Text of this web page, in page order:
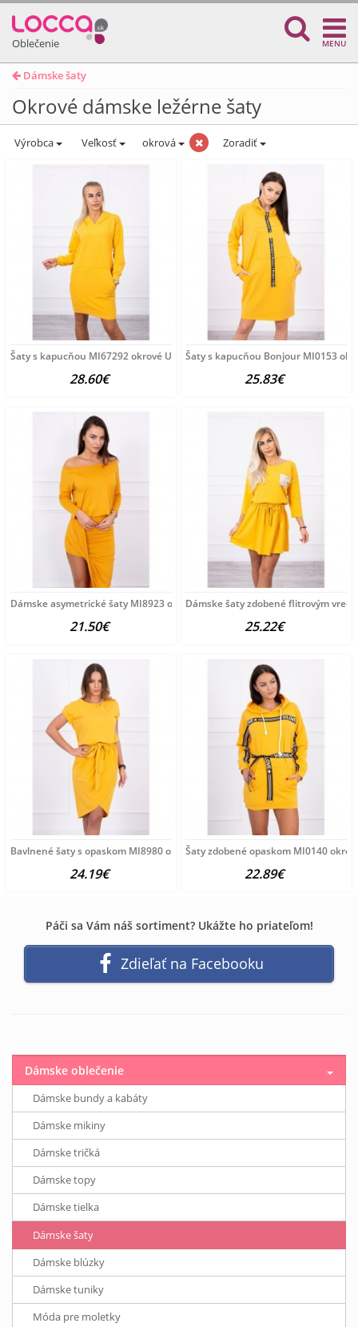
Oblečenie MENU
Dámske šaty
Okrové dámske ležérne šaty
Výrobca Veľkosť okrová Zoradiť
Šaty s kapucňou MI67292 okrové Univerzálna Okrová
28.60€
Šaty s kapucňou Bonjour MI0153
25.83€
Dámske asymetrické šaty MI8923 okrové Univerzálna Okrová
21.50€
Dámske šaty zdobené flitrovým
25.22€
Bavlnené šaty s opaskom MI8980 okrové, Uni, Okrová
24.19€
Šaty zdobené opaskom MI0140
22.89€
Páči sa Vám náš sortiment? Ukážte ho priateľom!
Zdieľať na Facebooku
Dámske oblečenie
Dámske bundy a kabáty
Dámske mikiny
Dámske tričká
Dámske topy
Dámske tielka
Dámske šaty
Dámske blúzky
Dámske tuniky
Móda pre moletky